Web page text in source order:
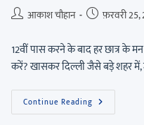
आकाश चौहान फ़रवरी 25,
12वीं पास करने के बाद हर छात्र के
करें? खासकर दिल्ली जैसे बड़े शहर
Continue Reading